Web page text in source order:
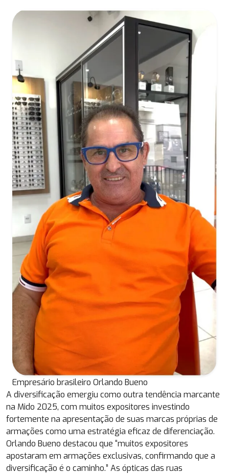
Empresário brasileiro Orlando Bueno
A diversificação emergiu como outra tendência marcante
na Mido 2025, com muitos expositores investindo
fortemente na apresentação de suas marcas próprias de
armações como uma estratégia eficaz de diferenciação.
Orlando Bueno destacou que “muitos expositores
apostaram em armações exclusivas, confirmando que a
diversificação é o caminho.” As ópticas das ruas